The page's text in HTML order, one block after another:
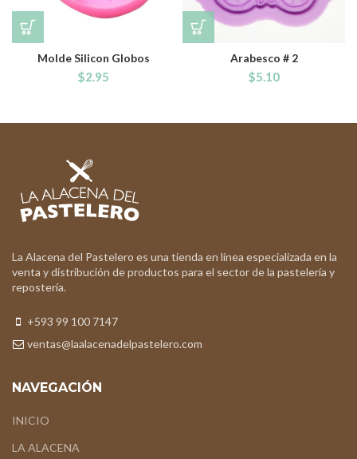
Molde Silicon Globos
$2.95
Arabesco # 2
$5.10
La Alacena del Pastelero es una tienda en línea especializada en la
venta y distribución de productos para el sector de la pastelería y
repostería.
+593 99 100 7147
ventas@laalacenadelpastelero.com
NAVEGACIÓN
INICIO
LA ALACENA